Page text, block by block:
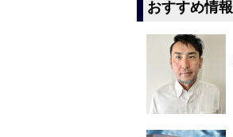
おすすめ情報